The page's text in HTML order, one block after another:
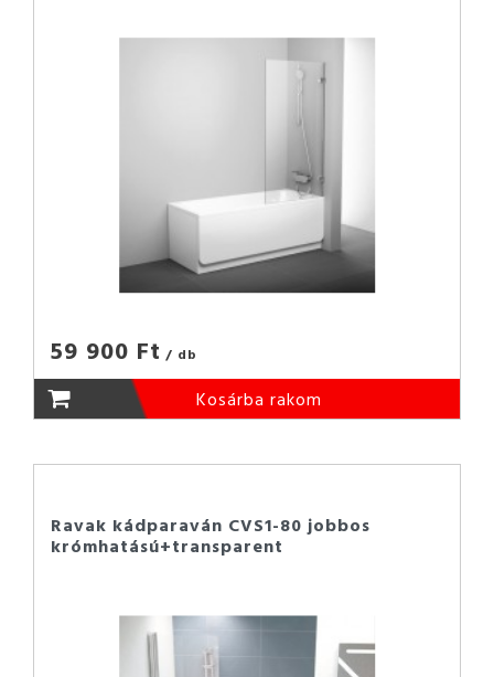
59 900 Ft / db
Kosárba rakom
Ravak kádparaván CVS1-80 jobbos
krómhatású+transparent